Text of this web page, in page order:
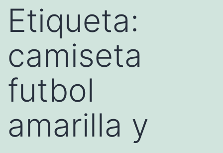
Etiqueta:
camiseta
futbol
amarilla y